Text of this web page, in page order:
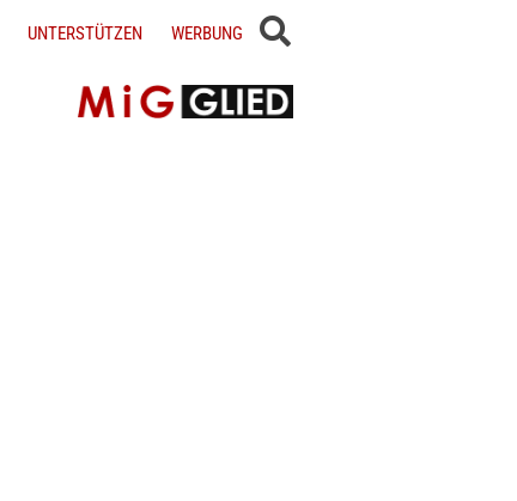
UNTERSTÜTZEN WERBUNG